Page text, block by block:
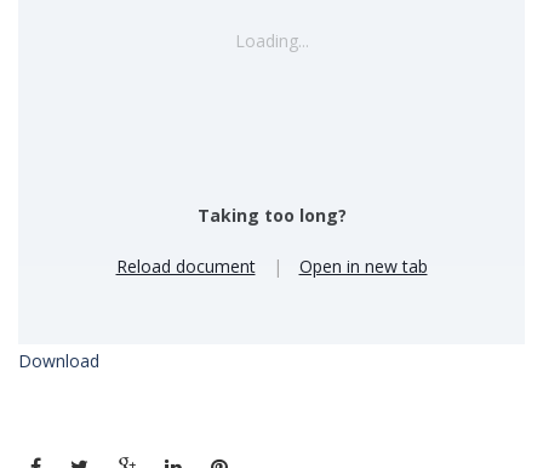
Loading...
Taking too long?
Reload document | Open in new tab
Download